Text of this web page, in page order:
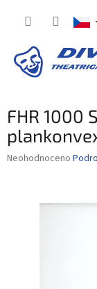
FHR 1000
Průměrné
Neohodnoceno